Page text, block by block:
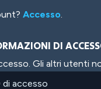
Accesso.
DI
Gli altri utenti